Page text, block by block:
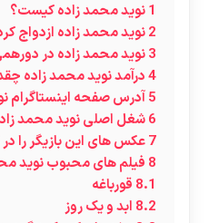
1نوید محمد زاده کیست؟
2نوید محمد زاده ازدواج
3نوید محمد زاده در
4درآمد نوید محمد زاده
5آدرس صفحه اینستاگرام
6شغل اصلی نوید محمد
7عکس های این بازیگر را در
8 فیلم های محبوب نوید
8.1 قورباغه
8.2 ابد و یک روز